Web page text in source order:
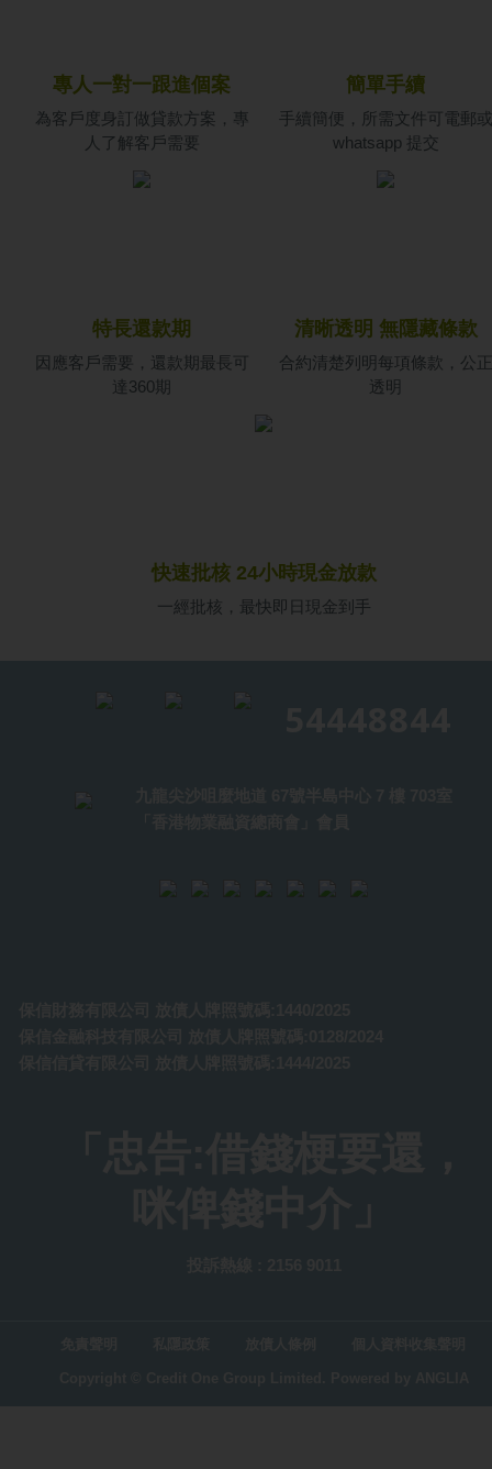
專人一對一跟進個案
為客戶度身訂做貸款方案，專
人了解客戶需要
簡單手續
手續簡便，所需文件可電郵或
whatsapp 提交
特長還款期
因應客戶需要，還款期最長可
達360期
清晰透明 無隱藏條款
合約清楚列明每項條款，公正
透明
快速批核 24小時現金放款
一經批核，最快即日現金到手